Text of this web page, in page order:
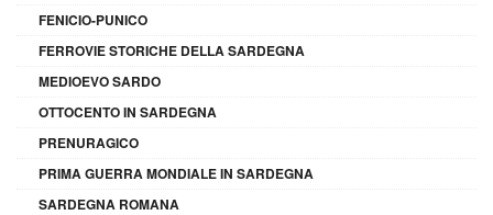
FENICIO-PUNICO
FERROVIE STORICHE DELLA SARDEGNA
MEDIOEVO SARDO
OTTOCENTO IN SARDEGNA
PRENURAGICO
PRIMA GUERRA MONDIALE IN SARDEGNA
SARDEGNA ROMANA